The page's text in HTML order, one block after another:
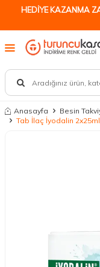
HEDİYE KAZANMA
Anasayfa Besin
Tab İlaç İyodalin 2x25ml